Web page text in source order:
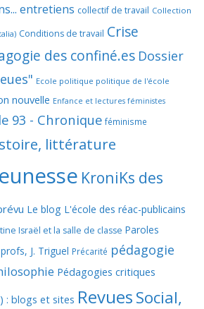
entretiens collectif de travail Collection
Conditions de travail Crise
des confiné.es Dossier
Ecole politique politique de l'école
nouvelle Enfance et lectures féministes
93 - Chronique féminisme
littérature
KroniKs des
Le blog L'école des réac-publicains
Israël et la salle de classe Paroles
J. Triguel Précarité pédagogie
Pédagogies critiques
: blogs et sites RevuesSocial,